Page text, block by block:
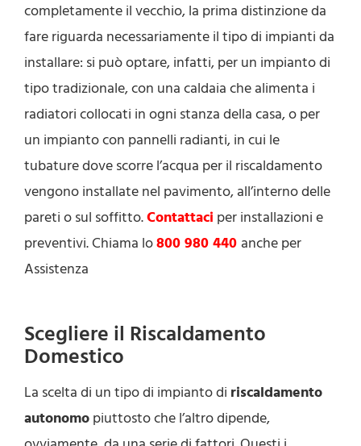
completamente il vecchio, la prima distinzione da
fare riguarda necessariamente il tipo di impianti da
installare: si può optare, infatti, per un impianto di
tipo tradizionale, con una caldaia che alimenta i
radiatori collocati in ogni stanza della casa, o per
un impianto con pannelli radianti, in cui le
tubature dove scorre l’acqua per il riscaldamento
vengono installate nel pavimento, all’interno delle
pareti o sul soffitto.Contattaci per installazioni e
preventivi. Chiama lo800 980 440 anche per
Assistenza
Scegliere il Riscaldamento
Domestico
La scelta di un tipo di impianto di riscaldamento
autonomo piuttosto che l’altro dipende,